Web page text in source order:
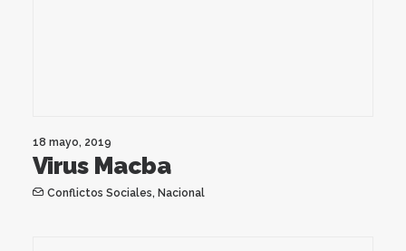
18 mayo, 2019
Virus Macba
Conflictos Sociales, Nacional